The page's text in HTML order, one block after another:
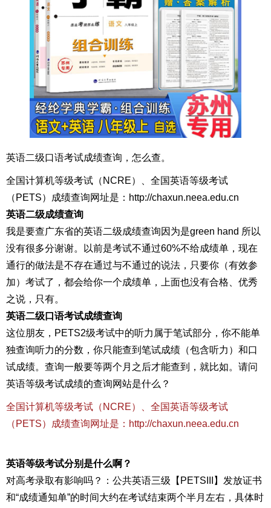
英语二级口语考试成绩查询，怎么查。
全国计算机等级考试（NCRE）、全国英语等级考试
（PETS）成绩查询网址是：http://chaxun.neea.edu.cn
英语二级成绩查询
我是要查广东省的英语二级成绩查询因为是green hand 所以
没有很多分谢谢。以前是考试不通过60%不给成绩单，现在
通行的做法是不存在通过与不通过的说法，只要你（有效参
加）考试了，都会给你一个成绩单，上面也没有合格、优秀
之说，只有。
英语二级口语考试成绩查询
这位朋友，PETS2级考试中的听力属于笔试部分，你不能单
独查询听力的分数，你只能查到笔试成绩（包含听力）和口
试成绩。查询一般要等两个月之后才能查到，就比如。请问
英语等级考试成绩的查询网站是什么？
全国计算机等级考试（NCRE）、全国英语等级考试
（PETS）成绩查询网址是：http://chaxun.neea.edu.cn
英语等级考试分别是什么啊？
对高考录取有影响吗？：公共英语三级【PETSIII】发放证书
和“成绩通知单”的时间大约在考试结束两个半月左右，具体时